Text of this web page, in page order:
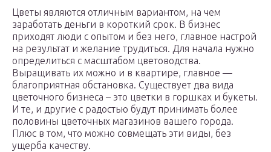
Цветы являются отличным вариантом, на чем
заработать деньги в короткий срок. В бизнес
приходят люди с опытом и без него, главное настрой
на результат и желание трудиться. Для начала нужно
определиться с масштабом цветоводства.
Выращивать их можно и в квартире, главное —
благоприятная обстановка. Существует два вида
цветочного бизнеса – это цветки в горшках и букеты.
И те, и другие с радостью будут принимать более
половины цветочных магазинов вашего города.
Плюс в том, что можно совмещать эти виды, без
ущерба качеству.